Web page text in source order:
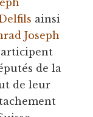
ainsi
Joseph
de la
de leur